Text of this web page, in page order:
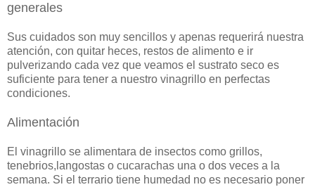
generales
Sus cuidados son muy sencillos y apenas requerirá nuestra
atención, con quitar heces, restos de alimento e ir
pulverizando cada vez que veamos el sustrato seco es
suficiente para tener a nuestro vinagrillo en perfectas
condiciones.
Alimentación
El vinagrillo se alimentara de insectos como grillos,
tenebrios,langostas o cucarachas una o dos veces a la
semana. Si el terrario tiene humedad no es necesario poner